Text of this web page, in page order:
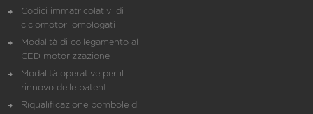
Codici immatricolativi di
ciclomotori omologati
Modalità di collegamento al
CED motorizzazione
Modalità operative per il
rinnovo delle patenti
Riqualificazione bombole di